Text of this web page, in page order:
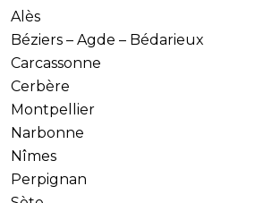
Alès
Béziers – Agde – Bédarieux
Carcassonne
Cerbère
Montpellier
Narbonne
Nîmes
Perpignan